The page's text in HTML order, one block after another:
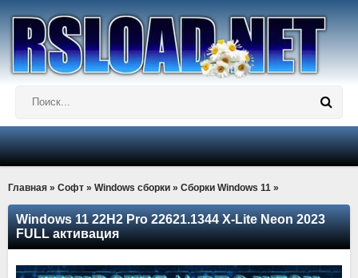
Главная » Софт » Windows сборки » Сборки Windows 11 »
Windows 11 22H2 Pro 22621.1344 X-Lite Neon 2023
FULL активация